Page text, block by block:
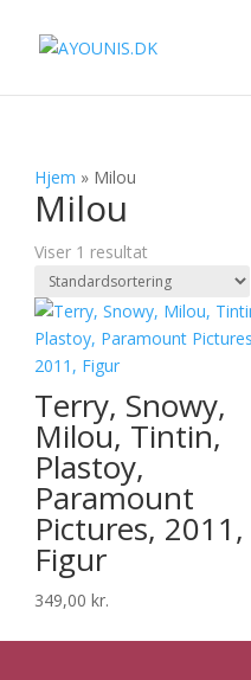
Hjem » Milou
Milou
Viser 1 resultat
Terry, Snowy,
Milou, Tintin,
Plastoy,
Paramount
Pictures, 2011,
Figur
349,00kr.